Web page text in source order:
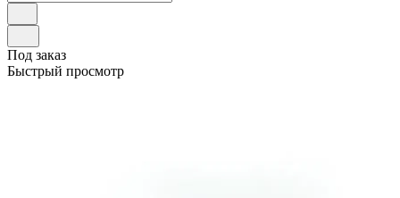
Под заказ
Быстрый просмотр